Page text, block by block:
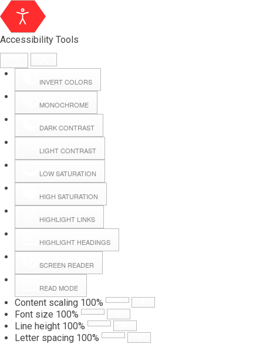
Accessibility Tools
INVERT COLORS
MONOCHROME
DARK CONTRAST
LIGHT CONTRAST
LOW SATURATION
HIGH SATURATION
HIGHLIGHT LINKS
HIGHLIGHT HEADINGS
SCREEN READER
READ MODE
Content scaling 100%
Font size 100%
Line height 100%
Letter spacing 100%
Hall Booking
Forms
Webpage Login